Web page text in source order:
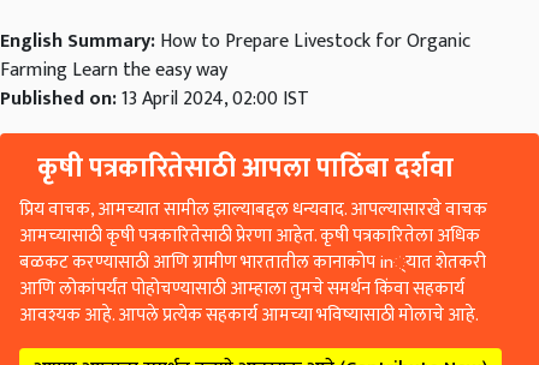
English Summary:How to Prepare Livestock for Organic
Farming Learn the easy way
Published on:13 April 2024, 02:00 IST
कृषी पत्रकारितेसाठी आपला पाठिंबा दर्शवा
प्रिय वाचक, आमच्यात सामील झाल्याबद्दल धन्यवाद. आपल्यासारखे वाचक
आमच्यासाठी कृषी पत्रकारितेसाठी प्रेरणा आहेत. कृषी पत्रकारितेला अधिक
बळकट करण्यासाठी आणि ग्रामीण भारतातील कानाकोप in्यात शेतकरी
आणि लोकांपर्यंत पोहोचण्यासाठी आम्हाला तुमचे समर्थन किंवा सहकार्य
आवश्यक आहे. आपले प्रत्येक सहकार्य आमच्या भविष्यासाठी मोलाचे आहे.